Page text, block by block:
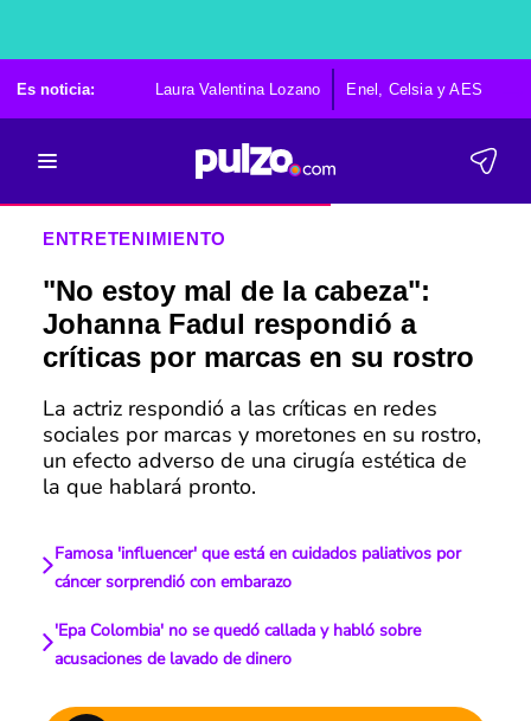
Es noticia: Laura Valentina Lozano Enel, Celsia y AES
ENTRETENIMIENTO
"No estoy mal de la cabeza":
Johanna Fadul respondió a
críticas por marcas en su rostro
La actriz respondió a las críticas en redes
sociales por marcas y moretones en su rostro,
un efecto adverso de una cirugía estética de
la que hablará pronto.
Famosa 'influencer' que está en cuidados paliativos por
cáncer sorprendió con embarazo
'Epa Colombia' no se quedó callada y habló sobre
acusaciones de lavado de dinero